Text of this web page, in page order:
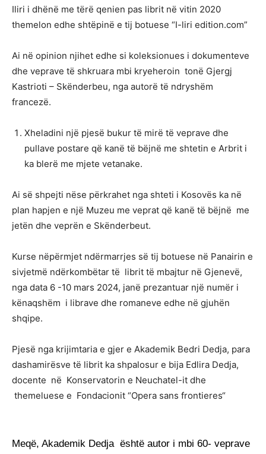
Iliri i dhënë me tërë qenien pas librit në vitin 2020
themelon edhe shtëpinë e tij botuese “I-liri edition.com”
Ai në opinion njihet edhe si koleksionues i dokumenteve
dhe veprave të shkruara mbi kryeheroin tonë Gjergj
Kastrioti – Skënderbeu, nga autorë të ndryshëm
francezë.
Xheladini një pjesë bukur të mirë të veprave dhe
pullave postare që kanë të bëjnë me shtetin e Arbrit i
ka blerë me mjete vetanake.
Ai së shpejti nëse përkrahet nga shteti i Kosovës ka në
plan hapjen e një Muzeu me veprat që kanë të bëjnë me
jetën dhe veprën e Skënderbeut.
Kurse nëpërmjet ndërmarrjes së tij botuese në Panairin e
sivjetmë ndërkombëtar të librit të mbajtur në Gjenevë,
nga data 6 -10 mars 2024, janë prezantuar një numër i
kënaqshëm i librave dhe romaneve edhe në gjuhën
shqipe.
Pjesë nga krijimtaria e gjer e Akademik Bedri Dedja, para
dashamirësve të librit ka shpalosur e bija Edlira Dedja,
docente në Konservatorin e Neuchatel-it dhe
themeluese e Fondacionit “Opera sans frontieres“
Meqë, Akademik Dedja është autor i mbi 60- veprave